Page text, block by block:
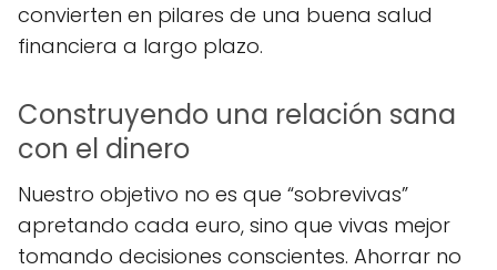
convierten en pilares de una buena salud
financiera a largo plazo.
Construyendo una relación sana
con el dinero
Nuestro objetivo no es que “sobrevivas”
apretando cada euro, sino que vivas mejor
tomando decisiones conscientes. Ahorrar no